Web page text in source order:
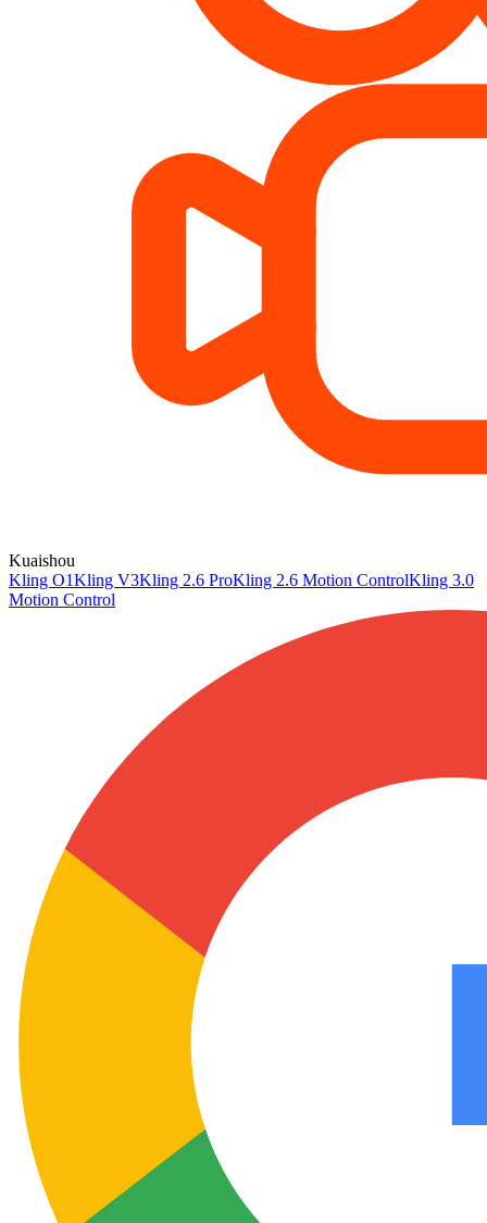
Kuaishou
Kling O1Kling V3Kling 2.6 ProKling 2.6 Motion ControlKling 3.0
Motion Control